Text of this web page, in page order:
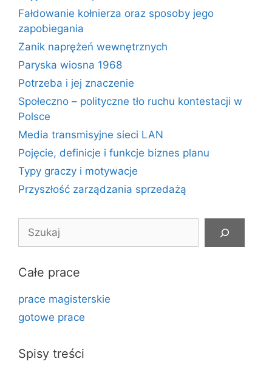
Fałdowanie kołnierza oraz sposoby jego
zapobiegania
Zanik naprężeń wewnętrznych
Paryska wiosna 1968
Potrzeba i jej znaczenie
Społeczno – polityczne tło ruchu kontestacji w
Polsce
Media transmisyjne sieci LAN
Pojęcie, definicje i funkcje biznes planu
Typy graczy i motywacje
Przyszłość zarządzania sprzedażą
Szukaj
Całe prace
prace magisterskie
gotowe prace
Spisy treści